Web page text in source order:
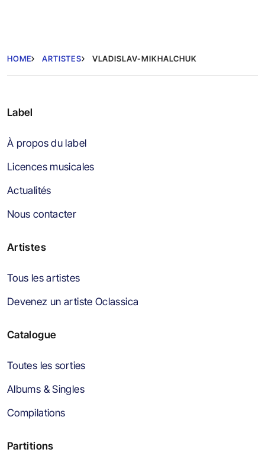
HOME ARTISTES VLADISLAV-MIKHALCHUK
Label
À propos du label
Licences musicales
Actualités
Nous contacter
Artistes
Tous les artistes
Devenez un artiste Oclassica
Catalogue
Toutes les sorties
Albums & Singles
Compilations
Partitions